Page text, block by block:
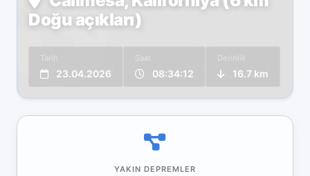
Doğu açıkları)
Tarih
23.04.2026
Saat
08:34:12
Derinlik
16.7 km
YAKIN DEPREMLER